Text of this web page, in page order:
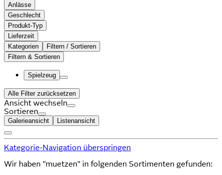
Anlässe
Geschlecht
Produkt-Typ
Lieferzeit
Kategorien
Filtern / Sortieren
Filtern & Sortieren
Spielzeug
Alle Filter zurücksetzen
Ansicht wechseln
Sortieren
Galerieansicht Listenansicht
Kategorie-Navigation überspringen
Wir haben "muetzen" in folgenden Sortimenten gefunden: